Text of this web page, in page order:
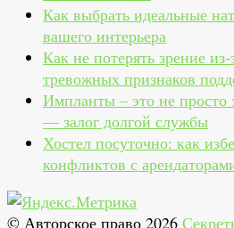
Как выбрать идеальные
вашего интерьера
Как не потерять зрение
тревожных признаков
Импланты – это не просто
— залог долгой службы
Хостел посуточно: как
конфликтов с
© Авторское право 2026